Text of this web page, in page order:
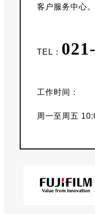
客户服务中心。
TEL：
工作时间：
周一至周五